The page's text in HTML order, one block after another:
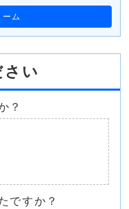
ム
さい
？
ですか？